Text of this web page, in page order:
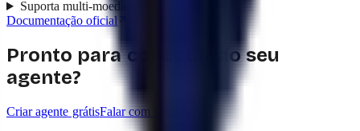
Suporta multi-moeda?
Documentação oficial
Pronto para conectar ao seu
agente?
Criar agente grátisFalar com vendas